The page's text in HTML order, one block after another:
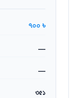
৭০০ ৳
—
—
৩৫১